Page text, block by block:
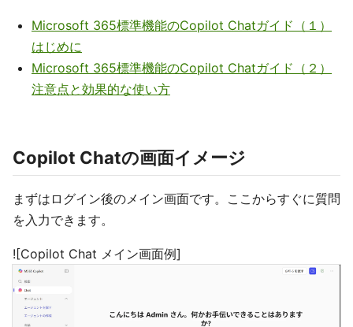
Microsoft 365標準機能のCopilot Chatガイド（１）
はじめに
Microsoft 365標準機能のCopilot Chatガイド（２）
注意点と効果的な使い方
Copilot Chatの画面イメージ
まずはログイン後のメイン画面です。ここからすぐに質問
を入力できます。
![Copilot Chat メイン画面例]